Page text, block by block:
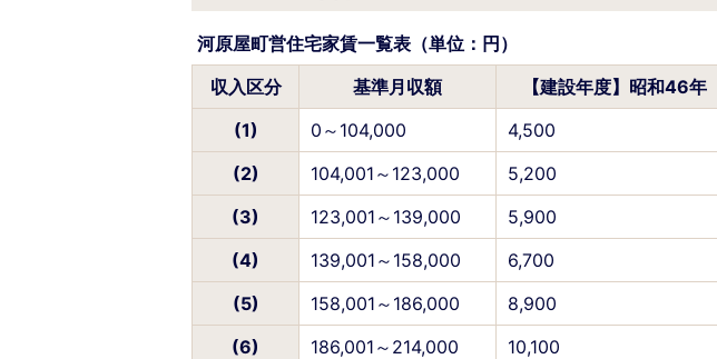
河原屋町営住宅家賃一覧表（単位：円）
収入区分
基準月収額 【建設年度】昭和46年
(1)
0～104,000 4,500
(2)
104,001～123,000 5,200
(3)
123,001～139,000 5,900
(4)
139,001～158,000 6,700
(5)
158,001～186,000 8,900
(6)
186,001～214,000 10,100